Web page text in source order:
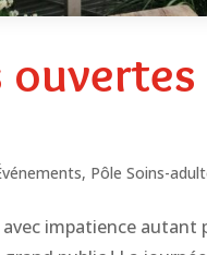
, Pôle Soins-
impatience autant